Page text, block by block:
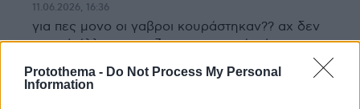
Protothema - Do Not Process My Personal
Information
11.06.2026, 16:36
για πες μονο οι γαβροι κουράστηκαν?? αχ δεν
μπορώ άλλες παπατζες πραγματικά, είστε του
ΑΠΑΝΤΗΣΗ